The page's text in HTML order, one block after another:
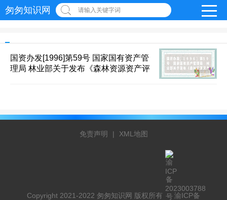
匆匆知识网 请输入关键字词
国资办发[1996]第59号 国家国有资产管
理局 林业部关于发布《森林资源资产评
免责声明 | XML地图
Copyright 2021-2022 匆匆知识网 版权所有
渝ICP备